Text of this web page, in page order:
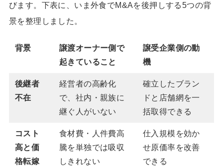
びます。下表に、いま外食でM&Aを後押しする5つの背
景を整理しました。
背景
譲渡オーナー側で
起きていること
譲受企業側の動
機
後継者
不在
経営者の高齢化
で、社内・親族に
継ぐ人がいない
確立したブラン
ドと店舗網を一
括取得できる
コスト
高と価
格転嫁
食材費・人件費高
騰を単独では吸収
しきれない
仕入規模を効か
せ原価率を改善
できる